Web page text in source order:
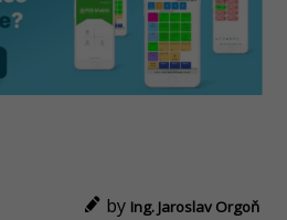
by Ing. Jaroslav Orgoň